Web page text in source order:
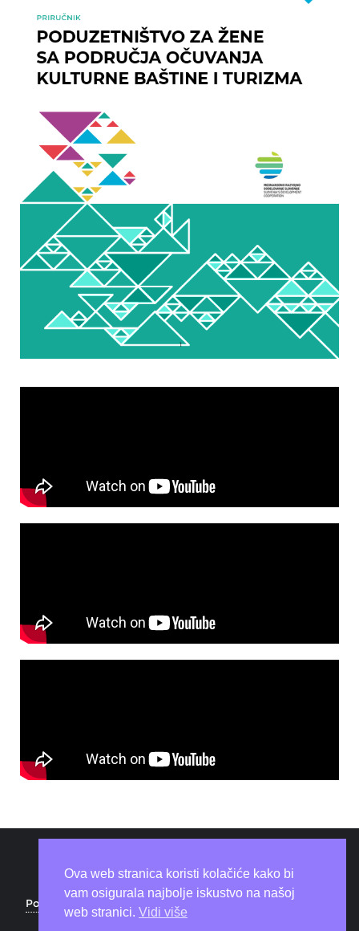
Politika privatnosti Coworking space
Download
Ova web stranica koristi kolačiće kako bi
vam osigurala najbolje iskustvo na našoj
web stranici. Vidi više